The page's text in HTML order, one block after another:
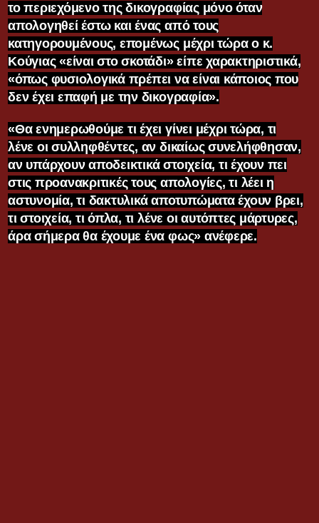
το περιεχόμενο της δικογραφίας μόνο όταν
απολογηθεί έστω και ένας από τους
κατηγορουμένους, επομένως μέχρι τώρα ο κ.
Κούγιας «είναι στο σκοτάδι» είπε χαρακτηριστικά,
«όπως φυσιολογικά πρέπει να είναι κάποιος που
δεν έχει επαφή με την δικογραφία».
«Θα ενημερωθούμε τι έχει γίνει μέχρι τώρα, τι
λένε οι συλληφθέντες, αν δικαίως συνελήφθησαν,
αν υπάρχουν αποδεικτικά στοιχεία, τι έχουν πει
στις προανακριτικές τους απολογίες, τι λέει η
αστυνομία, τι δακτυλικά αποτυπώματα έχουν βρει,
τι στοιχεία, τι όπλα, τι λένε οι αυτόπτες μάρτυρες,
άρα σήμερα θα έχουμε ένα φως» ανέφερε.